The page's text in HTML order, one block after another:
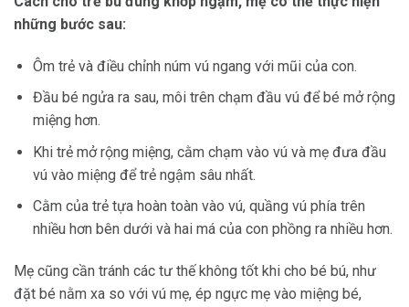
những bước sau:
Ôm trẻ và điều chỉnh núm vú ngang với mũi của con.
Đầu bé ngửa ra sau, môi trên chạm đầu vú để bé mở rộng
miệng hơn.
Khi trẻ mở rộng miệng, cằm chạm vào vú và mẹ đưa đầu
vú vào miệng để trẻ ngậm sâu nhất.
Cằm của trẻ tựa hoàn toàn vào vú, quầng vú phía trên
nhiều hơn bên dưới và hai má của con phồng ra nhiều hơn.
Mẹ cũng cần tránh các tư thế không tốt khi cho bé bú, như
đặt bé nằm xa so với vú mẹ, ép ngực mẹ vào miệng bé,